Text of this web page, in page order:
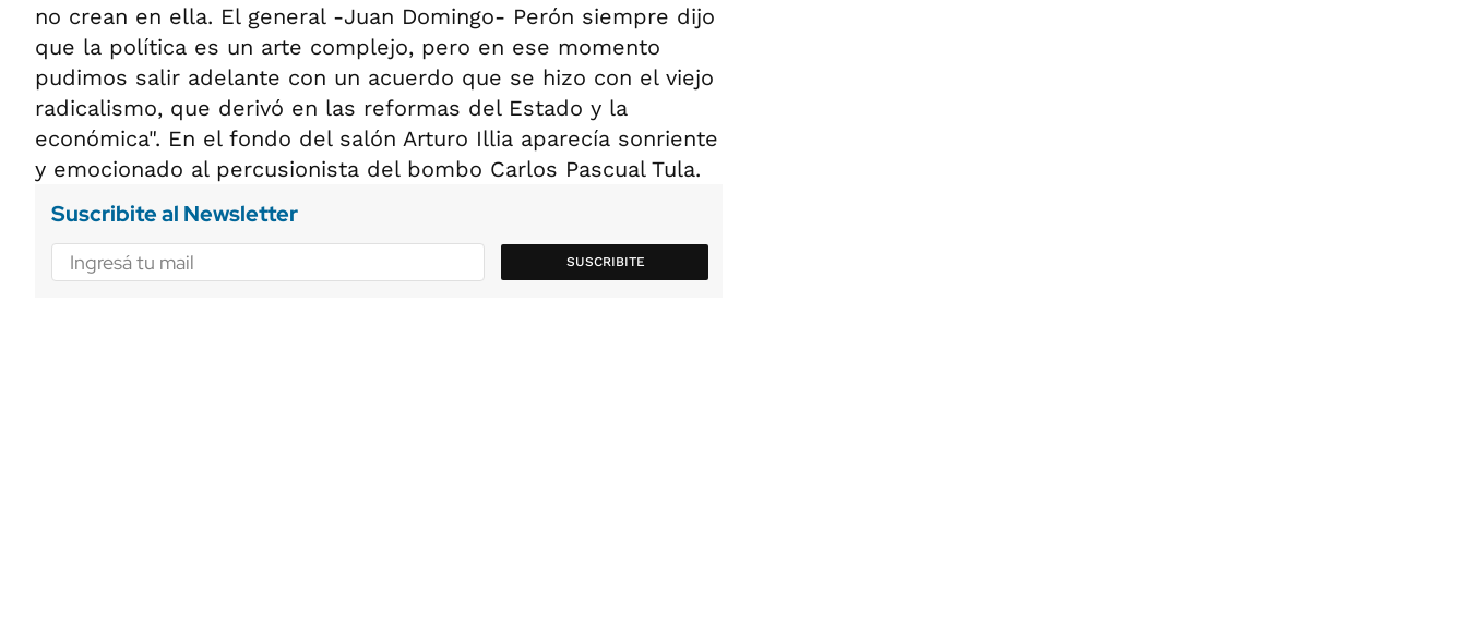
no crean en ella. El general -Juan Domingo- Perón siempre dijo
que la política es un arte complejo, pero en ese momento
pudimos salir adelante con un acuerdo que se hizo con el viejo
radicalismo, que derivó en las reformas del Estado y la
económica". En el fondo del salón Arturo Illia aparecía sonriente
y emocionado al percusionista del bombo Carlos Pascual Tula.
Suscribite al Newsletter
SUSCRIBITE